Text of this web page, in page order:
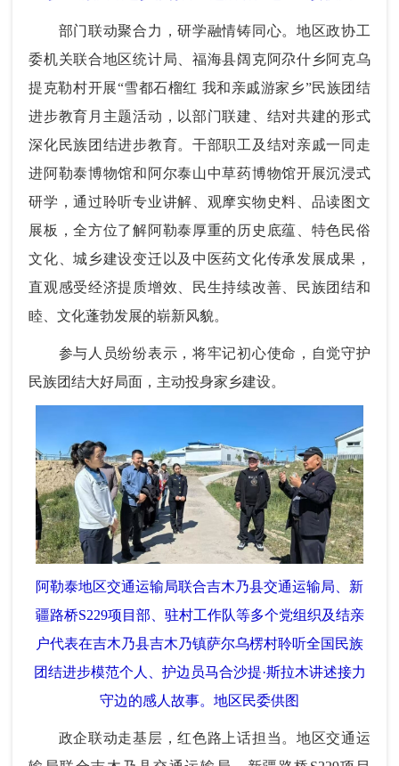
部门联动聚合力，研学融情铸同心。地区政协工
委机关联合地区统计局、福海县阔克阿尕什乡阿克乌
提克勒村开展“雪都石榴红 我和亲戚游家乡”民族团结
进步教育月主题活动，以部门联建、结对共建的形式
深化民族团结进步教育。干部职工及结对亲戚一同走
进阿勒泰博物馆和阿尔泰山中草药博物馆开展沉浸式
研学，通过聆听专业讲解、观摩实物史料、品读图文
展板，全方位了解阿勒泰厚重的历史底蕴、特色民俗
文化、城乡建设变迁以及中医药文化传承发展成果，
直观感受经济提质增效、民生持续改善、民族团结和
睦、文化蓬勃发展的崭新风貌。
参与人员纷纷表示，将牢记初心使命，自觉守护
民族团结大好局面，主动投身家乡建设。
阿勒泰地区交通运输局联合吉木乃县交通运输局、新
疆路桥S229项目部、驻村工作队等多个党组织及结亲
户代表在吉木乃县吉木乃镇萨尔乌楞村聆听全国民族
团结进步模范个人、护边员马合沙提·斯拉木讲述接力
守边的感人故事。地区民委供图
政企联动走基层，红色路上话担当。地区交通运